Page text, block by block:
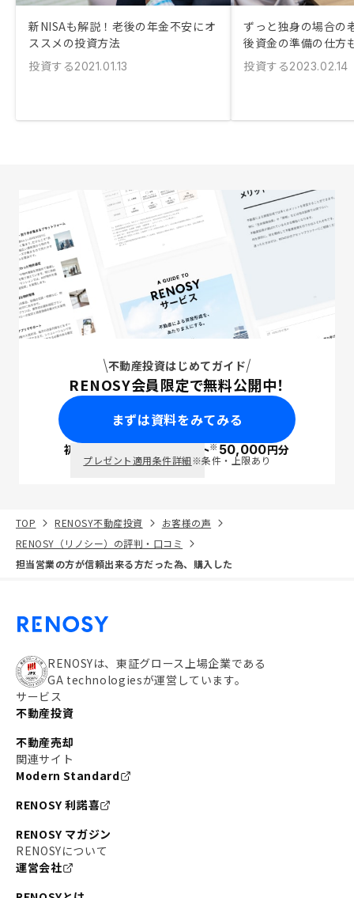
新NISAも解説！老後の年金不安にオ
ススメの投資方法
投資する2021.01.13
ずっと独身の場合の
後資金の準備の仕方
投資する2023.02.14
不動産投資はじめてガイド
RENOSY会員限定で無料公開中！
まずは資料をみてみる
初回面談で ポイント※50,000円分
プレゼント適用条件詳細※条件・上限あり
TOP RENOSY不動産投資
お客様の声
RENOSY（リノシー）の評判・口コミ
担当営業の方が信頼出来る方だった為、購入した
RENOSYは、東証グロース上場企業である
GA technologiesが運営しています。
サービス
不動産投資
不動産売却
関連サイト
Modern Standard
RENOSY 利諾喜
RENOSY マガジン
RENOSYについて
運営会社